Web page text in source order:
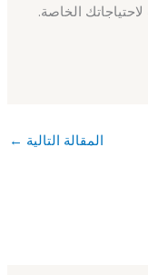
الخاصة.
المقالة التالية ←